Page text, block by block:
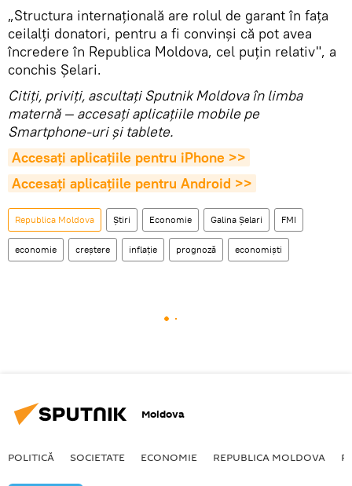
„Structura internațională are rolul de garant în fața
ceilalți donatori, pentru a fi convinși că pot avea
încredere în Republica Moldova, cel puțin relativ", a
conchis Șelari.
Citiţi, priviţi, ascultaţi Sputnik Moldova în limba
maternă — accesaţi aplicaţiile mobile pe
Smartphone-uri şi tablete.
Accesaţi aplicaţiile pentru iPhone >>
Accesaţi aplicaţiile pentru Android >>
Republica Moldova Știri Economie Galina Șelari FMI
economie creștere inflație prognoză economiști
Moldova
POLITICĂ SOCIETATE ECONOMIE REPUBLICA MOLDOVA